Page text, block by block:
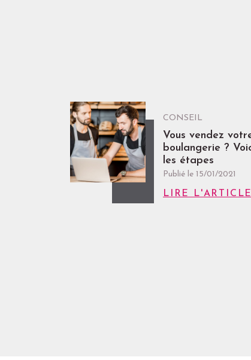
CONSEIL
Vous vendez
boulangerie ?
les étapes
Publié le 15/01/2021
LIRE L'ARTICLE